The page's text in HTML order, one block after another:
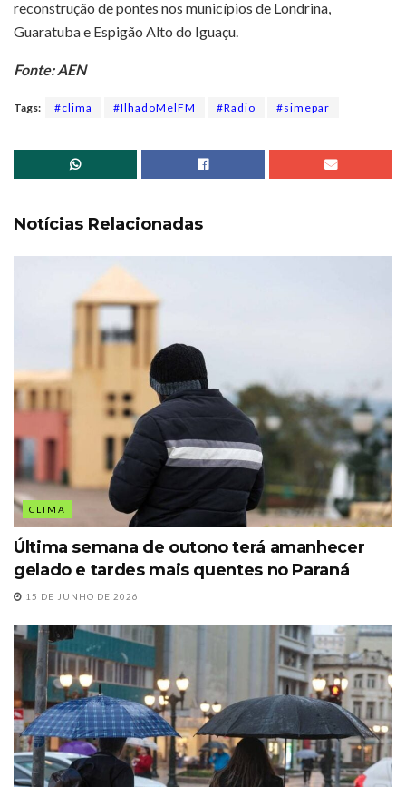
reconstrução de pontes nos municípios de Londrina,
Guaratuba e Espigão Alto do Iguaçu.
Fonte: AEN
Tags: #clima #IlhadoMelFM #Radio #simepar
Notícias Relacionadas
CLIMA
Última semana de outono terá amanhecer
gelado e tardes mais quentes no Paraná
15 DE JUNHO DE 2026